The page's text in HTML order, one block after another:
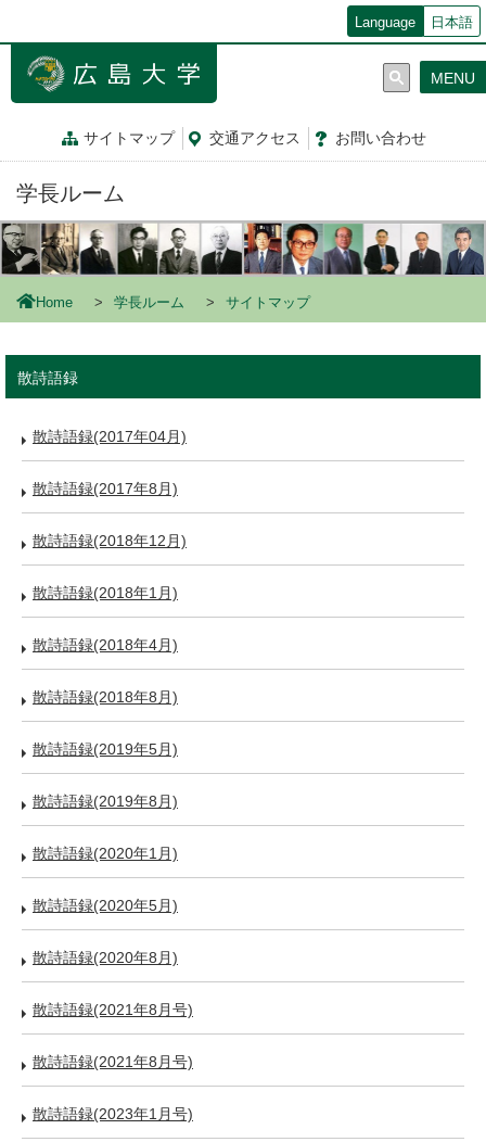
ン
動
Language 日本語
サイトマップ 交通アクセス お問い合わせ
MENU
学長ルーム
Home 学長ルーム サイトマップ
散詩語録
散詩語録(2017年04月)
散詩語録(2017年8月)
散詩語録(2018年12月)
散詩語録(2018年1月)
散詩語録(2018年4月)
散詩語録(2018年8月)
散詩語録(2019年5月)
散詩語録(2019年8月)
散詩語録(2020年1月)
散詩語録(2020年5月)
散詩語録(2020年8月)
散詩語録(2021年8月号)
散詩語録(2021年8月号)
散詩語録(2023年1月号)